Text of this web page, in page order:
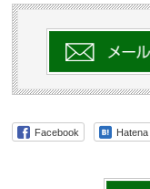
Facebook Hatena